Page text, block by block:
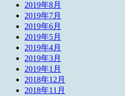
2019年8月
2019年7月
2019年6月
2019年5月
2019年4月
2019年3月
2019年1月
2018年12月
2018年11月